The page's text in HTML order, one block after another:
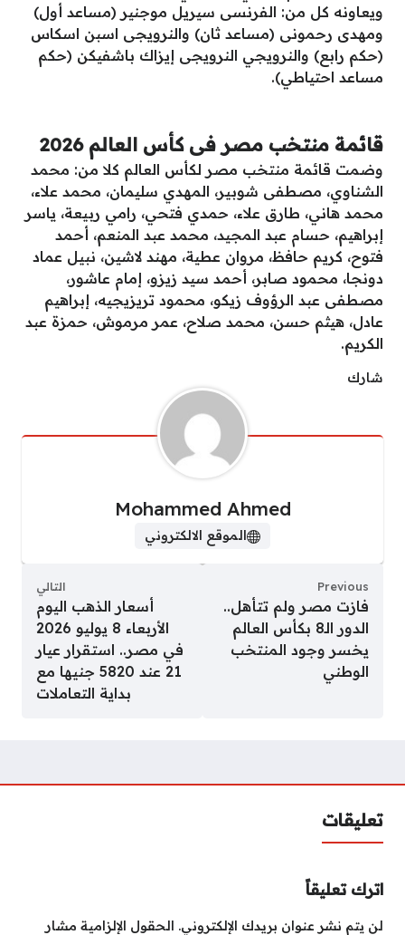
ويعاونه كل من: الفرنسى سيريل موجنير (مساعد أول)
ومهدى رحمونى (مساعد ثان) والنرويجى اسبن اسكاس
(حكم رابع) والنرويجي النرويجى إيزاك باشفيكن (حكم
مساعد احتياطي).
قائمة منتخب مصر فى كأس العالم 2026
وضمت قائمة منتخب مصر لكأس العالم كلا من: محمد
الشناوي، مصطفى شوبير، المهدي سليمان، محمد علاء،
محمد هاني، طارق علاء، حمدي فتحي، رامي ربيعة، ياسر
إبراهيم، حسام عبد المجيد، محمد عبد المنعم، أحمد
فتوح، كريم حافظ، مروان عطية، مهند لاشين، نبيل عماد
دونجا، محمود صابر، أحمد سيد زيزو، إمام عاشور،
مصطفى عبد الرؤوف زيكو، محمود تريزيجيه، إبراهيم
عادل، هيثم حسن، محمد صلاح، عمر مرموش، حمزة عبد
الكريم.
شارك
Mohammed Ahmed
الموقع الالكتروني
Previous
فازت مصر ولم تتأهل..
الدور الـ8 بكأس العالم
يخسر وجود المنتخب
الوطني
التالي
أسعار الذهب اليوم
الأربعاء 8 يوليو 2026
في مصر.. استقرار عيار
21 عند 5820 جنيها مع
بداية التعاملات
تعليقات
اترك تعليقاً
لن يتم نشر عنوان بريدك الإلكتروني. الحقول الإلزامية مشار